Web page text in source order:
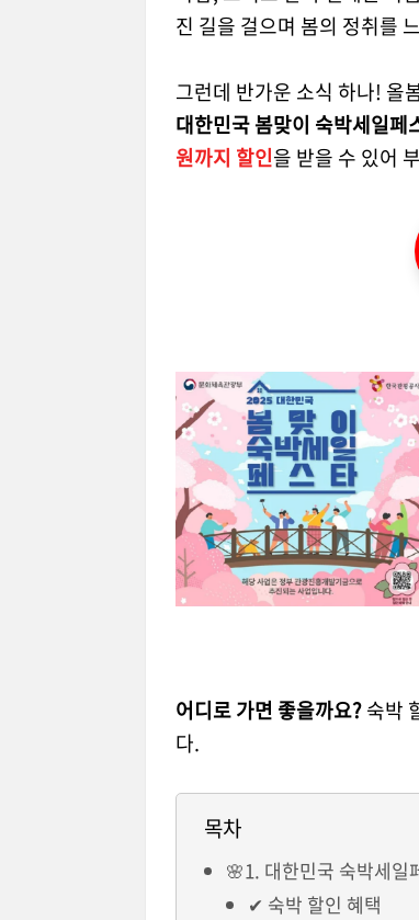
진 길을 걸으며 봄의 정취를
그런데 반가운 소식 하나! 올
대한민국 봄맞이 숙박세일페
원까지 할인을 받을 수 있어
어디로 가면 좋을까요?숙박
다.
목차
🌸1. 대한민국 숙박세일
✔ 숙박 할인 혜택